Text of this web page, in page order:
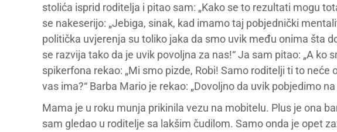
stolića isprid roditelja i pitao sam: „Kako se to rezultati mogu
se nakeserijo: „Jebiga, sinak, kad imamo taj pobjednički
politička uvjerenja su toliko jaka da smo uvik među onima šta
se razvija tako da je uvik povoljna za nas!“ Ja sam pitao: „A ko
spikerfona rekao: „Mi smo pizde, Robi! Samo roditelji ti to neće
vas ima?“ Barba Mario je rekao: „Dovoljno da uvik pobjedimo
Mama je u roku munja prikinila vezu na mobitelu. Plus je ona
sam gledao u roditelje sa lakšim čudilom. Samo onda je opet